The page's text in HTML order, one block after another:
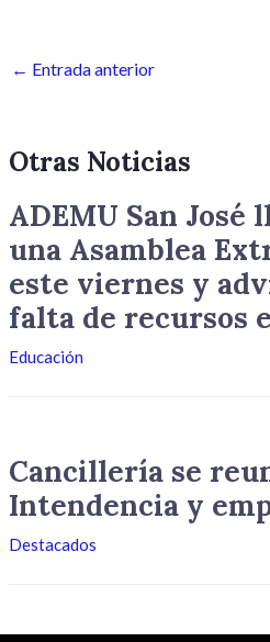
← Entrada anterior
Otras Noticias
ADEMU San José
una Asamblea
este viernes y
falta de recursos
Educación
Cancillería se
Intendencia y
Destacados